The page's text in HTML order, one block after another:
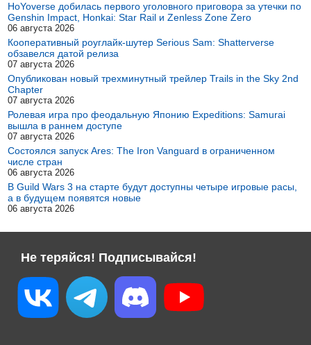
HoYoverse добилась первого уголовного приговора за утечки по
Genshin Impact, Honkai: Star Rail и Zenless Zone Zero
06 августа 2026
Кооперативный роуглайк-шутер Serious Sam: Shatterverse
обзавелся датой релиза
07 августа 2026
Опубликован новый трехминутный трейлер Trails in the Sky 2nd
Chapter
07 августа 2026
Ролевая игра про феодальную Японию Expeditions: Samurai
вышла в раннем доступе
07 августа 2026
Состоялся запуск Ares: The Iron Vanguard в ограниченном
числе стран
06 августа 2026
В Guild Wars 3 на старте будут доступны четыре игровые расы,
а в будущем появятся новые
06 августа 2026
Не теряйся! Подписывайся!